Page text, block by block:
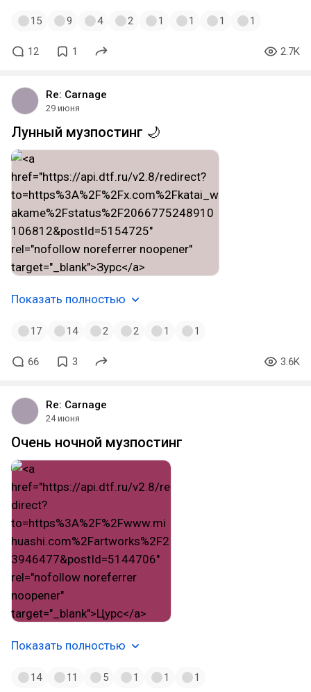
15 9 4 2 1 1 1 1
12 1 2.7K
Re: Carnage
29 июня
Лунный музпостинг 🌙
Показать полностью
17 14 2 2 1 1
66 3 3.6K
Re: Carnage
24 июня
Очень ночной музпостинг
Показать полностью
14 11 5 1 1 1